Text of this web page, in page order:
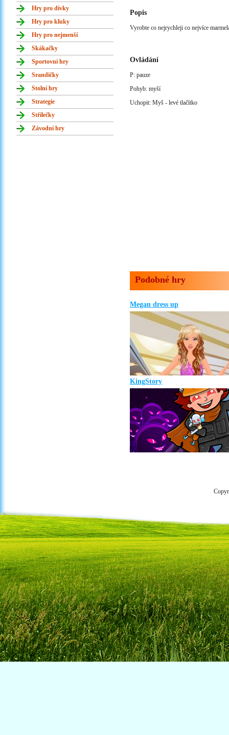
Hry pro dívky
Hry pro kluky
Hry pro nejmenší
Skákačky
Sportovní hry
Srandičky
Stolní hry
Strategie
Střílečky
Závodní hry
Popis
Vyrobte co nejrychleji co nejvíce
Ovládání
P: pauze
Pohyb: myší
Uchopit: Myš - levé tlačítko
Podobné hry
Megan dress up
KingStory